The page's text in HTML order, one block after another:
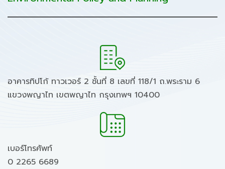
อาคารทิปโก้ ทาวเวอร์ 2 ชั้นที่ 8 เลขที่ 118/1 ถ.พระราม 6
แขวงพญาไท เขตพญาไท กรุงเทพฯ 10400
เบอร์โทรศัพท์
0 2265 6689